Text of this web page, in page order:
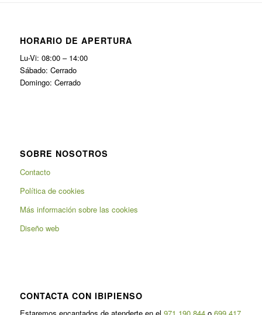
HORARIO DE APERTURA
Lu-Vi: 08:00 – 14:00
Sábado: Cerrado
Domingo: Cerrado
SOBRE NOSOTROS
Contacto
Política de cookies
Más información sobre las cookies
Diseño web
CONTACTA CON IBIPIENSO